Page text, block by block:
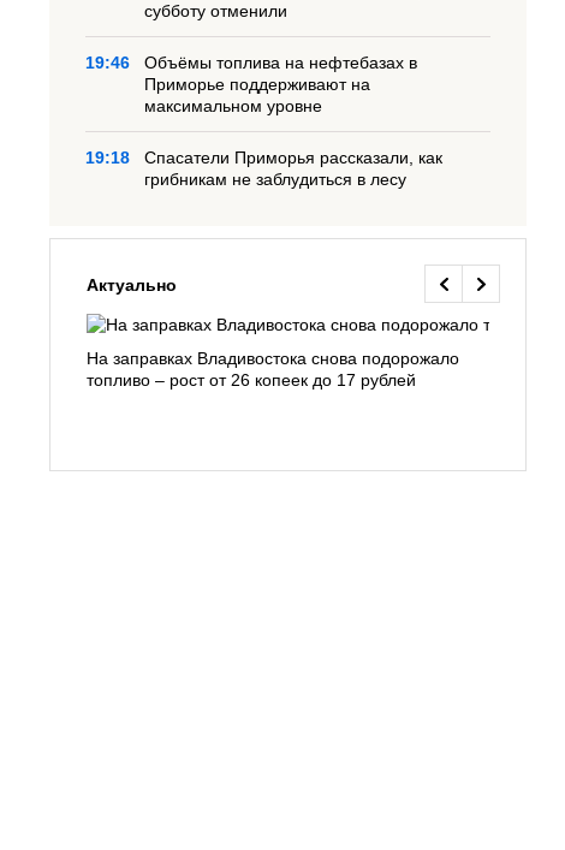
субботу отменили
19:46
Объёмы топлива на нефтебазах в
Приморье поддерживают на
максимальном уровне
19:18
Спасатели Приморья рассказали, как
грибникам не заблудиться в лесу
Актуально
На заправках Владивостока снова подорожало
топливо – рост от 26 копеек до 17 рублей